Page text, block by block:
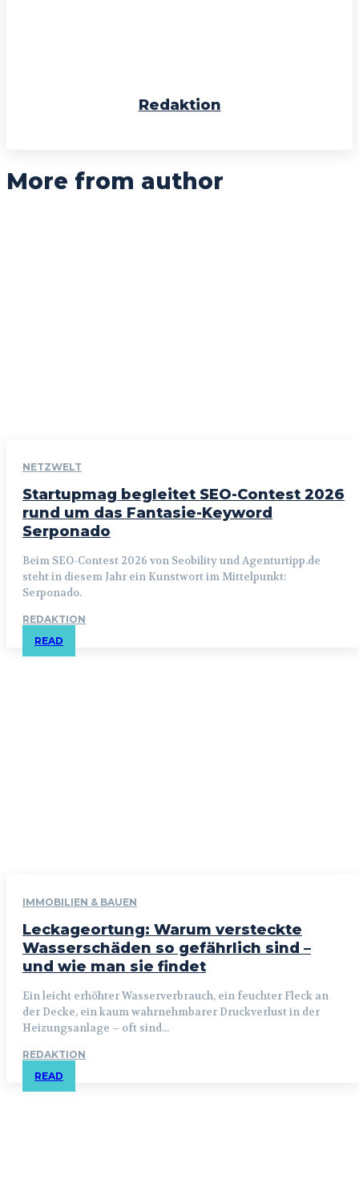
Redaktion
More from author
NETZWELT
Startupmag begleitet SEO-Contest 2026
rund um das Fantasie-Keyword
Serponado
Beim SEO-Contest 2026 von Seobility und Agenturtipp.de
steht in diesem Jahr ein Kunstwort im Mittelpunkt:
Serponado.
REDAKTION
READ
IMMOBILIEN & BAUEN
Leckageortung: Warum versteckte
Wasserschäden so gefährlich sind –
und wie man sie findet
Ein leicht erhöhter Wasserverbrauch, ein feuchter Fleck an
der Decke, ein kaum wahrnehmbarer Druckverlust in der
Heizungsanlage – oft sind...
REDAKTION
READ